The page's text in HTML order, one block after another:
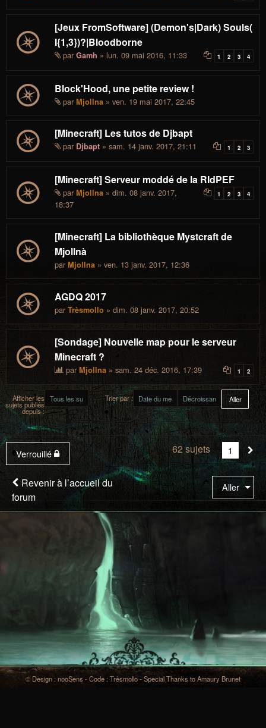
[Jeux FromSoftware] (Demon's|Dark) Souls(
I{1,3})?|Bloodborne
1 2 3 4
par Gamh » lun. 09 mai 2016, 11:33
Block'Hood, une petite review !
par Mjollna » ven. 19 mai 2017, 22:45
[Minecraft] Les tutos de Djbapt
1 2 3
par Djbapt » sam. 14 janv. 2017, 21:11
[Minecraft] Serveur moddé de la RIdPEF
1 2 3 4
par Mjollna » dim. 08 janv. 2017,
18:37
[Minecraft] La bibliothèque Mystcraft de
Mjollnà
par Mjollna » ven. 13 janv. 2017, 12:36
AGDQ 2017
par Trèsmollo » dim. 08 janv. 2017, 20:52
[Sondage] Nouvelle map pour le serveur
Minecraft ?
1 2
par Mjollna » sam. 24 déc. 2016, 17:39
Afficher les
sujets publiés
depuis :
Trier par :
Verrouillé 62 sujets
Vous
êtes
à
la
page
1
Revenir à l’accueil du
forum
Aller
© Design : nooSens - Code : Trèsmollo - Special Thanks to Amaury Brunet